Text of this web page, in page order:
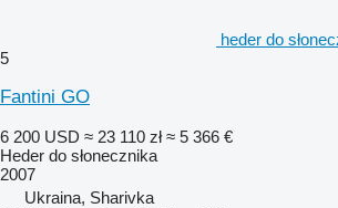
heder do
5
Fantini GO
6 200 USD ≈ 23 110 zł ≈ 5 366 €
Heder do słonecznika
2007
Ukraina, Sharivka